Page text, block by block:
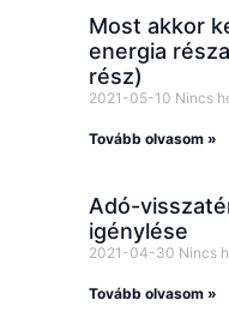
Most akkor
energia
rész)
2021-05-10 Nincs
Tovább olvasom »
Adó-
igénylése
2021-04-30 Nincs
Tovább olvasom »